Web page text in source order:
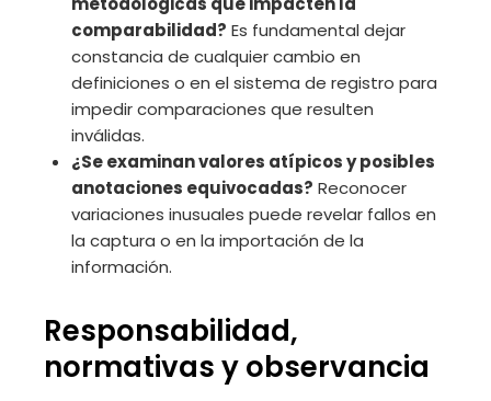
comparabilidad? Es fundamental dejar
constancia de cualquier cambio en
definiciones o en el sistema de registro para
impedir comparaciones que resulten
inválidas.
¿Se examinan valores atípicos y posibles
anotaciones equivocadas? Reconocer
variaciones inusuales puede revelar fallos en
la captura o en la importación de la
información.
Responsabilidad,
normativas y observancia